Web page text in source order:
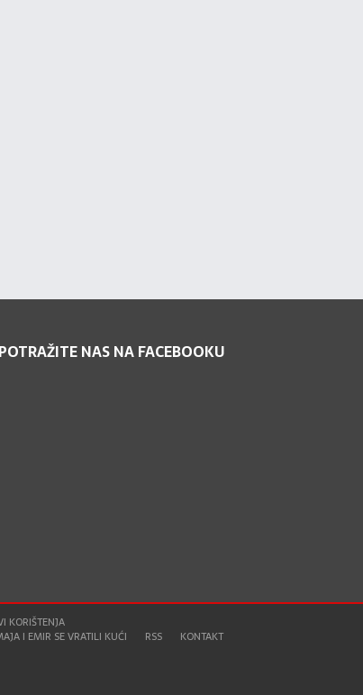
POTRAŽITE NAS NA FACEBOOKU
KORIŠTENJA
I EMIR SE VRATILI KUĆI
RSS KONTAKT